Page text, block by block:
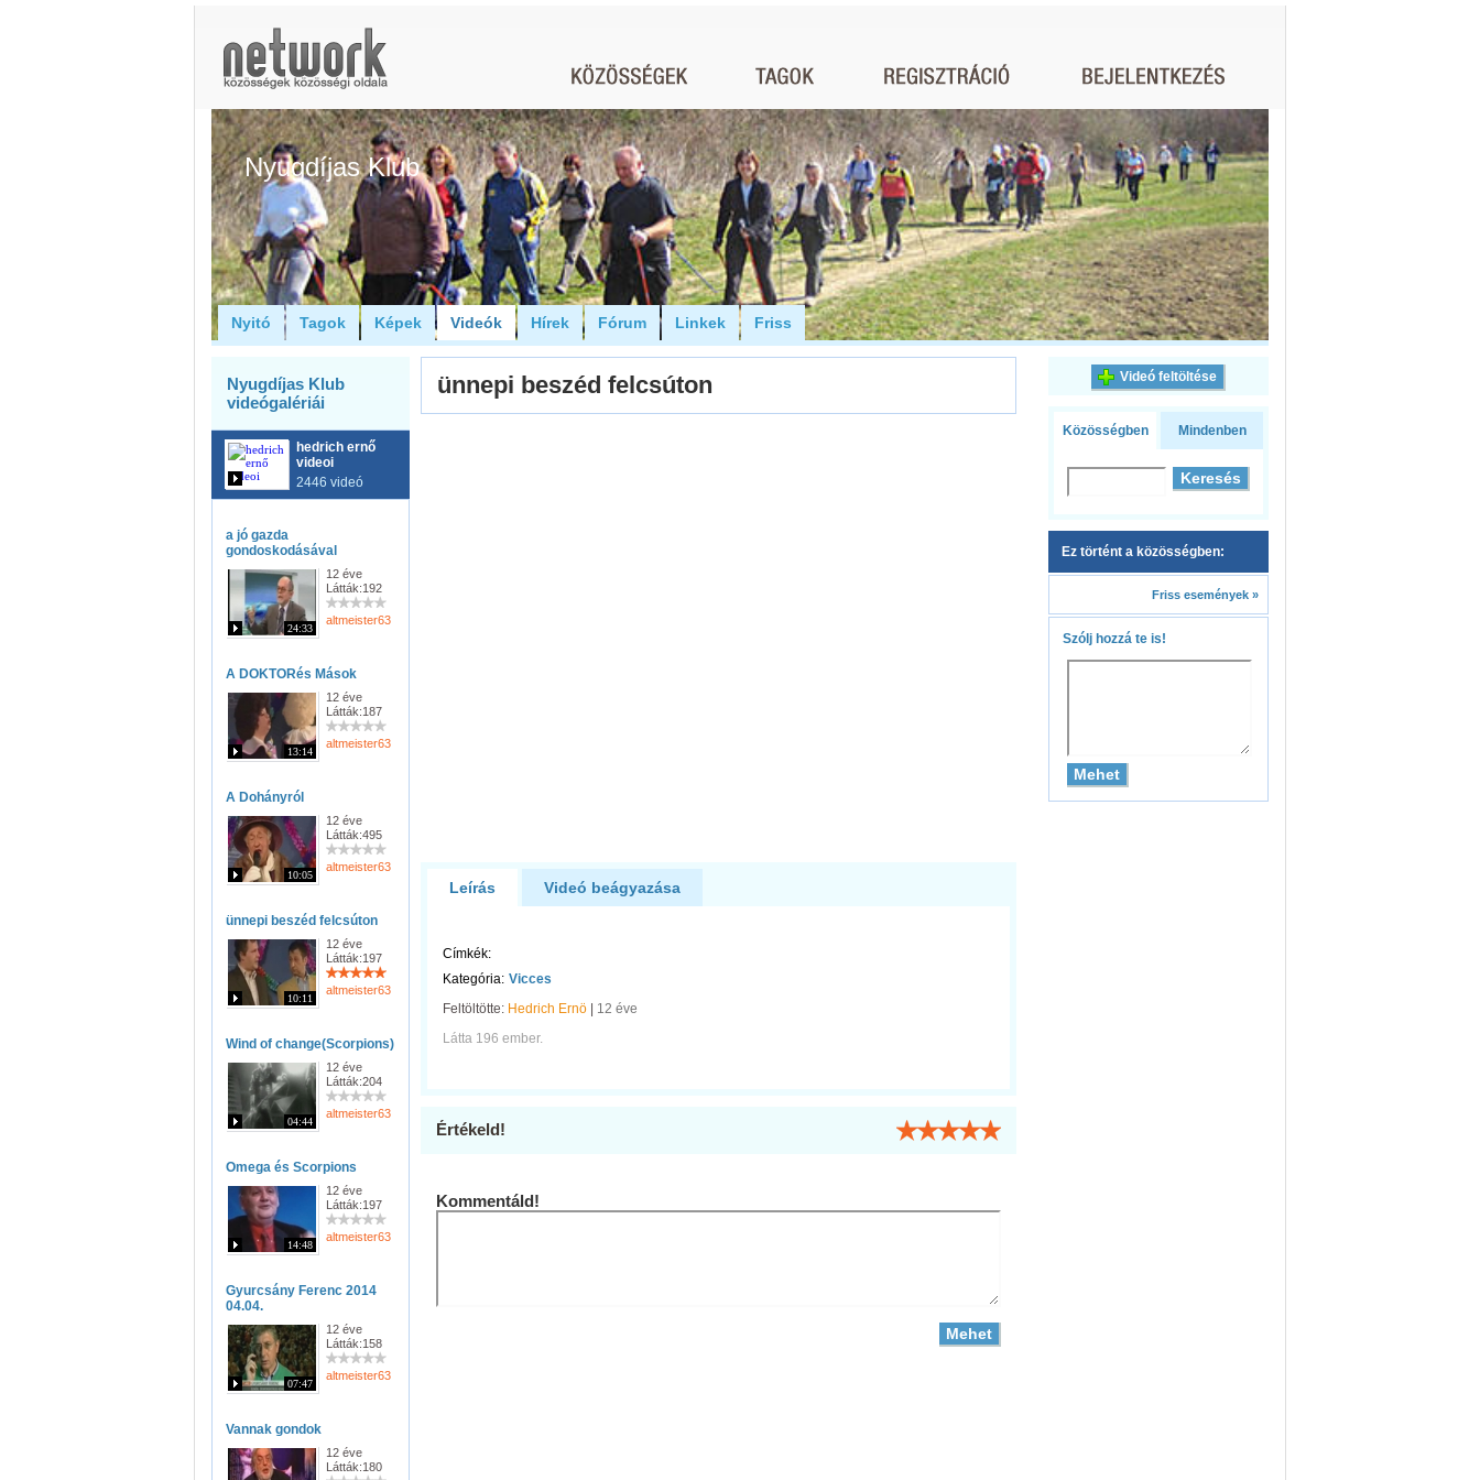
Nyugdíjas Klub
Nyitó Tagok Képek Videók Hírek Fórum Linkek Friss
Nyugdíjas Klub
videógalériái
hedrich ernő
videoi
2446 videó
a jó gazda
gondoskodásával
24:33
12 éve
Látták:192
altmeister63
A DOKTORés Mások
13:14
12 éve
Látták:187
altmeister63
A Dohányról
10:05
12 éve
Látták:495
altmeister63
ünnepi beszéd felcsúton
10:11
12 éve
Látták:197
altmeister63
Wind of change(Scorpions)
04:44
12 éve
Látták:204
altmeister63
Omega és Scorpions
14:48
12 éve
Látták:197
altmeister63
Gyurcsány Ferenc 2014
04.04.
07:47
12 éve
Látták:158
altmeister63
Vannak gondok
12 éve
Látták:180
ünnepi beszéd felcsúton
Leírás Videó beágyazása
Címkék:
Kategória: Vicces
Feltöltötte: Hedrich Ernö
12 éve
Látta 196 ember.
Értékeld!
Kommentáld!
Videó feltöltése
Közösségben Mindenben
Ez történt a közösségben:
Friss események »
Szólj hozzá te is!